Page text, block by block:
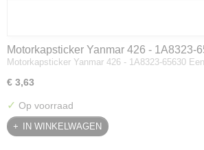
Motorkapsticker Yanmar 426 - 1A8323-
Motorkapsticker Yanmar 426 - 1A8323-65630
€ 3,63
✓ Op voorraad
IN WINKELWAGEN